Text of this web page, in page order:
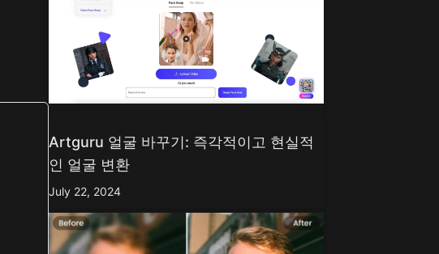
Artguru 얼굴 바꾸기: 즉각적이고 현실적
인 얼굴 변환
July 22, 2024